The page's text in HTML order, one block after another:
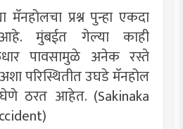
प्रश्न पुन्हा एकदा
मुंबईत गेल्या काही
पावसामुळे अनेक रस्ते
परिस्थितीत उघडे मॅनहोल
ठरत आहेत. (Sakinaka